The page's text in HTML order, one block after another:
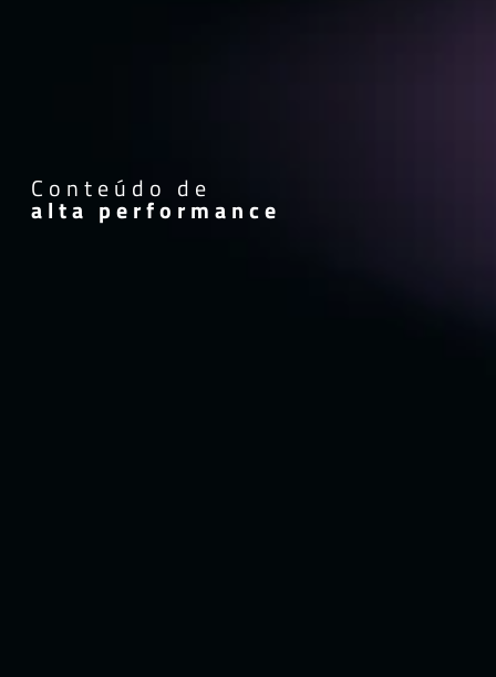
Conteúdo de
alta performance